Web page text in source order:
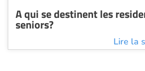
A qui se destinent les
seniors?
Lire la